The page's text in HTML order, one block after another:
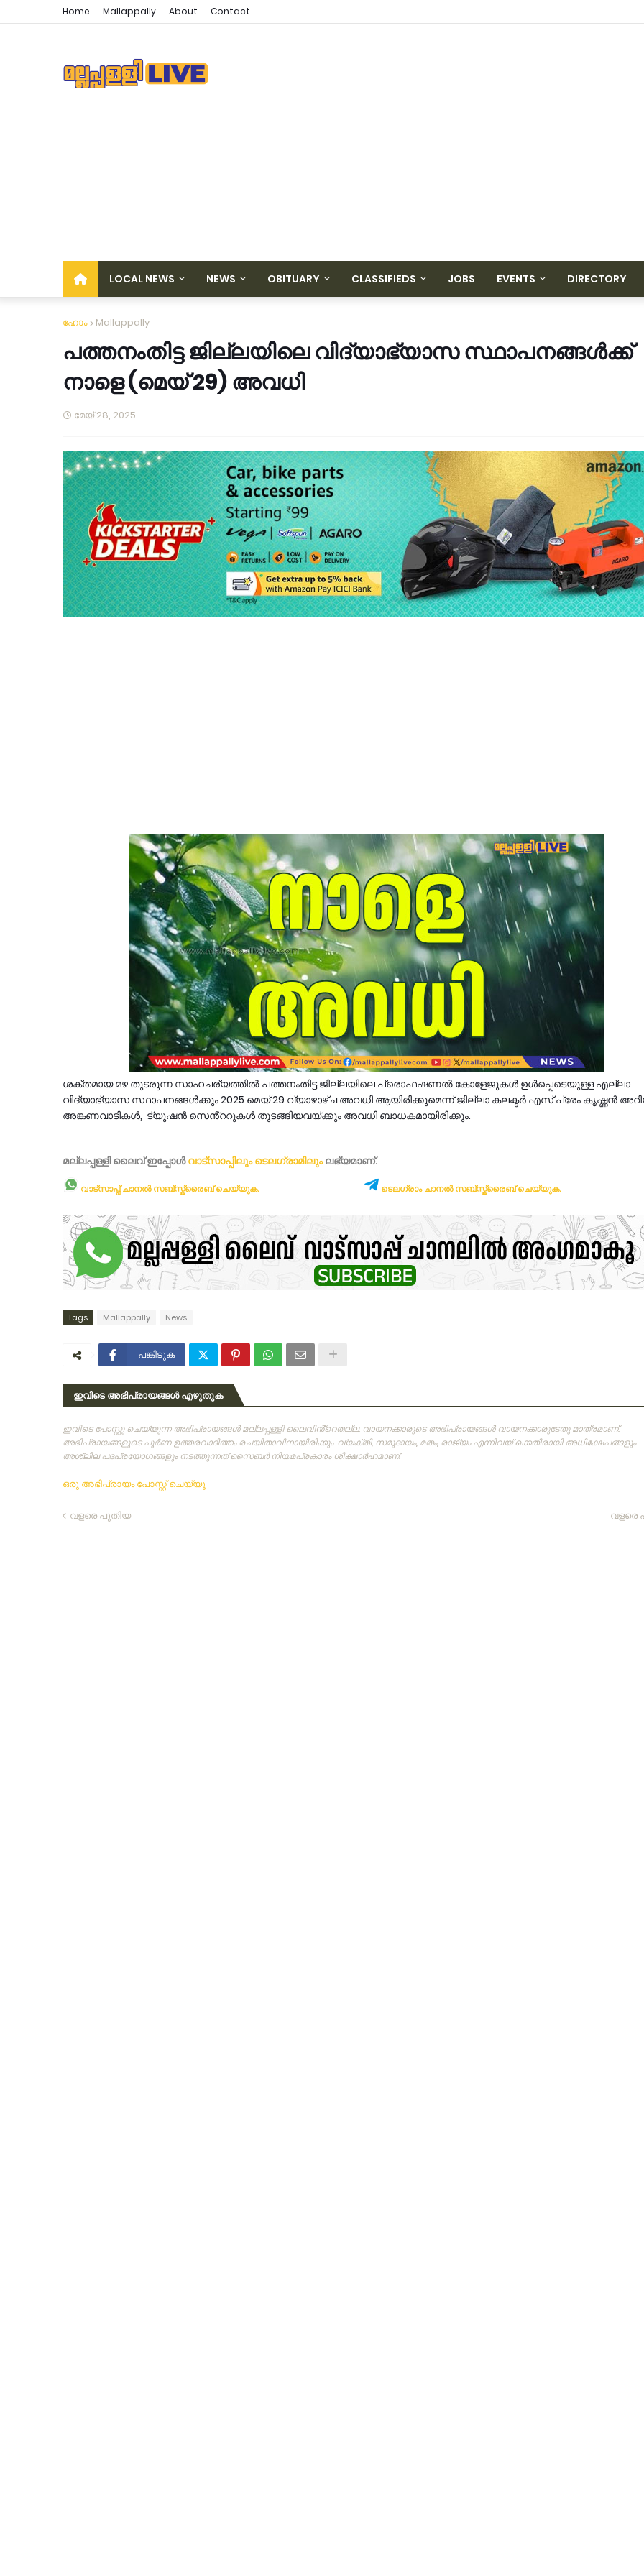
Home Mallappally About Contact
LOCAL NEWS NEWS OBITUARY CLASSIFIEDS JOBS EVENTS DIRECTORY
ഹോം Mallappally
പത്തനംതിട്ട ജില്ലയിലെ വിദ്യാഭ്യാസ സ്ഥാപനങ്ങൾക്ക്
നാളെ (മെയ് 29) അവധി
മേയ് 28, 2025
ശക്തമായ മഴ തുടരുന്ന സാഹചര്യത്തിൽ പത്തനംതിട്ട ജില്ലയിലെ പ്രൊഫഷണൽ കോളേജുകൾ ഉൾപ്പെടെയുള്ള എല്ലാ
വിദ്യാഭ്യാസ സ്ഥാപനങ്ങൾക്കും 2025 മെയ് 29 വ്യാഴാഴ്ച അവധി ആയിരിക്കുമെന്ന് ജില്ലാ കലക്ടർ എസ് പ്രേം കൃഷ്ണൻ
അങ്കണവാടികൾ, ട്യൂഷൻ സെൻ്ററുകൾ തുടങ്ങിയവയ്ക്കും അവധി ബാധകമായിരിക്കും.
മല്ലപ്പള്ളി ലൈവ് ഇപ്പോള്‍വാട്സാപ്പിലും ടെലഗ്രാമിലുംലഭ്യമാണ്‌.
വാട്സാപ്പ് ചാനൽ സബ്സ്ക്രൈബ് ചെയ്യുക. ടെലഗ്രാം ചാനൽ സബ്സ്ക്രൈബ് ചെയ്യുക.
Tags Mallappally News
പങ്കിടുക
ഇവിടെ അഭിപ്രായങ്ങൾ എഴുതുക
ഇവിടെ പോസ്റ്റു ചെയ്യുന്ന അഭിപ്രായങ്ങള്‍ മല്ലപ്പള്ളി ലൈവിൻ്റെതല്ല. വായനക്കാരുടെ അഭിപ്രായങ്ങള്‍ വായനക്കാരുടേതു മാത്രമാണ്‌.
അഭിപ്രായങ്ങളുടെ പൂര്‍ണ ഉത്തരവാദിത്തം രചയിതാവിനായിരിക്കും. വ്യക്തി, സമുദായം, മതം, രാജ്യം എന്നിവയ് ക്കെതിരായി അധിക്ഷേപങ്ങളും
അശ്ലീല പദപ്രയോഗങ്ങളും നടത്തുന്നത്‌ സൈബര്‍ നിയമപ്രകാരം ശിക്ഷാര്‍ഹമാണ്‌.
ഒരു അഭിപ്രായം പോസ്റ്റ് ചെയ്യൂ
വളരെ പുതിയ വളരെ